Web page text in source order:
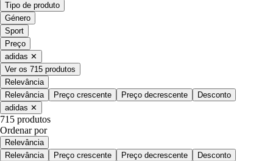
Tipo de produto
Género
Sport
Preço
adidas ✕
Ver os 715 produtos
Relevância
Relevância
Preço crescente Preço decrescente
Desconto
adidas ✕
715 produtos
Ordenar por
Relevância
Relevância
Preço crescente Preço decrescente Desconto